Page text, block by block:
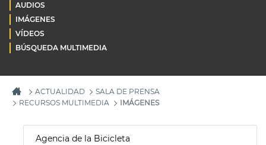
AUDIOS
IMÁGENES
VÍDEOS
BÚSQUEDA MULTIMEDIA
ACTUALIDAD
SALA DE PRENSA
RECURSOS MULTIMEDIA
IMÁGENES
Agencia de la Bicicleta